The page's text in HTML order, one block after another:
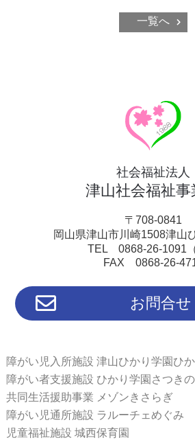
一覧へ
社会福祉法人
津山社会福祉事
〒708-0841
岡山県津山市川崎1508津山
TEL 0868-26-1091（
FAX 0868-26-
お問合せ
障がい児入所施設 津山ひかり学園ひ
障がい者支援施設 ひかり学園さつき
共同生活援助事業 メゾンきさらぎ
障がい児通所施設 ラルーチェめぐみ
児童福祉施設 城西保育園